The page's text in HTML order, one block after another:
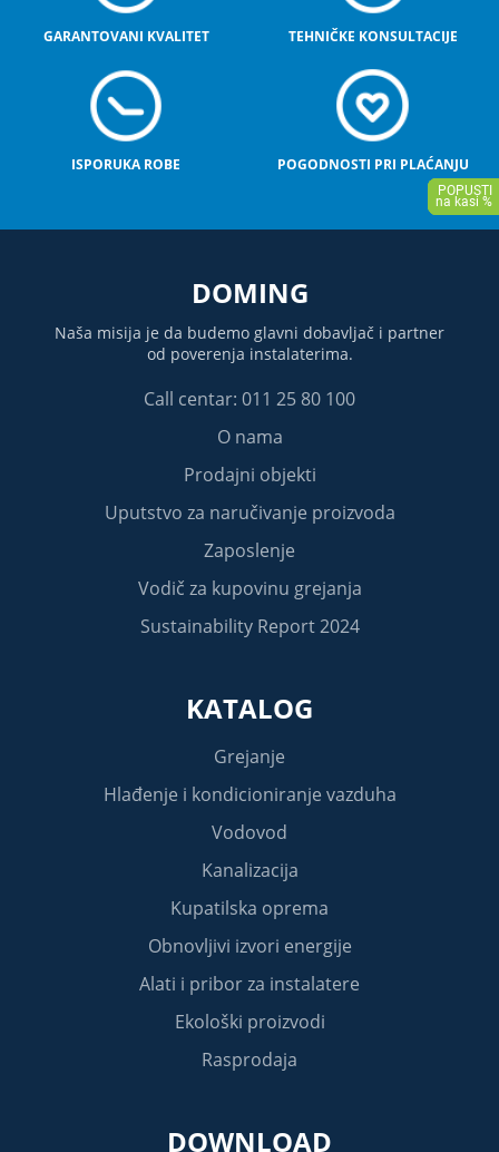
GARANTOVANI KVALITET TEHNIČKE KONSULTACIJE
ISPORUKA ROBE POGODNOSTI PRI PLAĆANJU
DOMING
Naša misija je da budemo glavni dobavljač i partner
od poverenja instalaterima.
Call centar: 011 25 80 100
O nama
Prodajni objekti
Uputstvo za naručivanje proizvoda
Zaposlenje
Vodič za kupovinu grejanja
Sustainability Report 2024
KATALOG
Grejanje
Hlađenje i kondicioniranje vazduha
Vodovod
Kanalizacija
Kupatilska oprema
Obnovljivi izvori energije
Alati i pribor za instalatere
Ekološki proizvodi
Rasprodaja
DOWNLOAD